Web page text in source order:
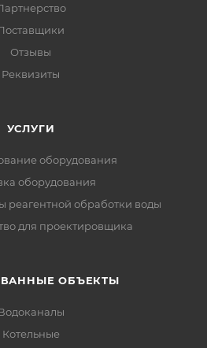
Отзывы
Реквизиты
УСЛУГИ
оборудования
оборудования
реагентной обработки воды
для проектировщика
ОБЪЕКТЫ
Котельные